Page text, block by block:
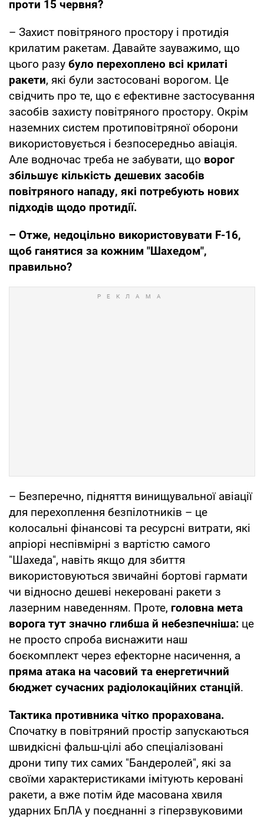
проти 15 червня?
– Захист повітряного простору і протидія
крилатим ракетам. Давайте зауважимо, що
цього разу було перехоплено всі крилаті
ракети, які були застосовані ворогом. Це
свідчить про те, що є ефективне застосування
засобів захисту повітряного простору. Окрім
наземних систем протиповітряної оборони
використовується і безпосередньо авіація.
Але водночас треба не забувати, що ворог
збільшує кількість дешевих засобів
повітряного нападу, які потребують нових
підходів щодо протидії.
– Отже, недоцільно використовувати F-16,
щоб ганятися за кожним "Шахедом",
правильно?
– Безперечно, підняття винищувальної авіації
для перехоплення безпілотників – це
колосальні фінансові та ресурсні витрати, які
апріорі неспівмірні з вартістю самого
"Шахеда", навіть якщо для збиття
використовуються звичайні бортові гармати
чи відносно дешеві некеровані ракети з
лазерним наведенням. Проте, головна мета
ворога тут значно глибша й небезпечніша: це
не просто спроба виснажити наш
боєкомплект через ефекторне насичення, а
пряма атака на часовий та енергетичний
бюджет сучасних радіолокаційних станцій.
Тактика противника чітко прорахована.
Спочатку в повітряний простір запускаються
швидкісні фальш-цілі або спеціалізовані
дрони типу тих самих "Бандеролей", які за
своїми характеристиками імітують керовані
ракети, а вже потім йде масована хвиля
ударних БпЛА у поєднанні з гіперзвуковими